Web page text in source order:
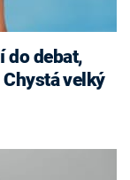
do debat,
velký